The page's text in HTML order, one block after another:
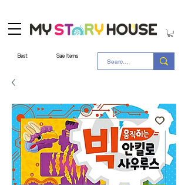
Best Sale Items